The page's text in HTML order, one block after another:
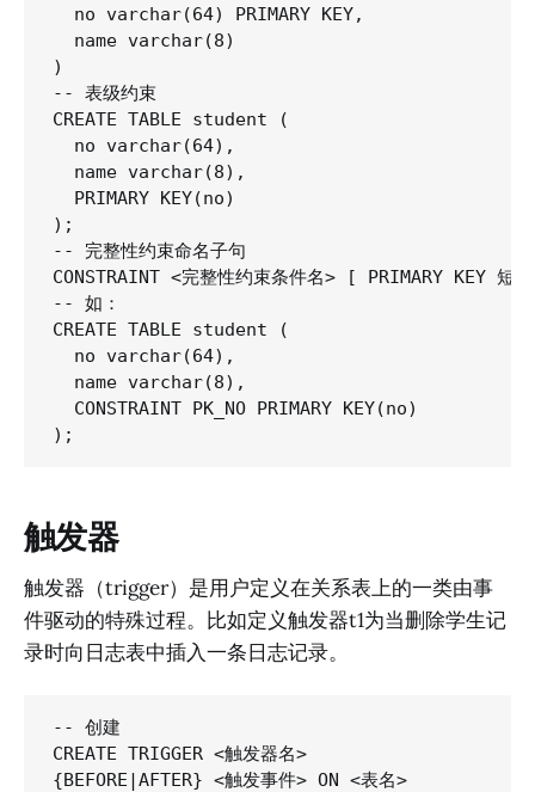
  no varchar(64) PRIMARY KEY,
  name varchar(8)
)
-- 表级约束
CREATE TABLE student (
  no varchar(64),
  name varchar(8),
  PRIMARY KEY(no)
);
-- 完整性约束命名子句
CONSTRAINT <完整性约束条件名> [ PRIMARY KEY
-- 如：
CREATE TABLE student (
  no varchar(64),
  name varchar(8),
  CONSTRAINT PK_NO PRIMARY KEY(no)
触发器
触发器（trigger）是用户定义在关系表上的一类由事
件驱动的特殊过程。比如定义触发器t1为当删除学生记
录时向日志表中插入一条日志记录。
-- 创建
CREATE TRIGGER <触发器名>
{BEFORE|AFTER} <触发事件> ON <表名>